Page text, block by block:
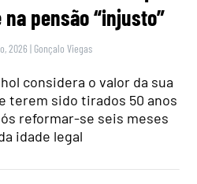
pensão “injusto”
2026 | Gonçalo Viegas
considera o valor da sua
terem sido tirados 50 anos
reformar-se seis meses
idade legal